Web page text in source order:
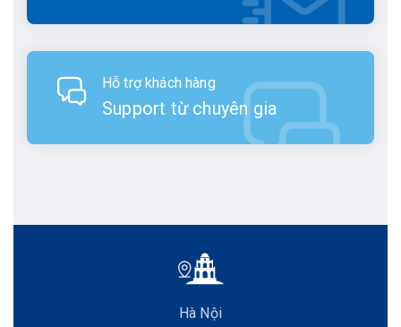
Hỗ trợ khách hàng
Support từ chuyên gia
Hà Nội